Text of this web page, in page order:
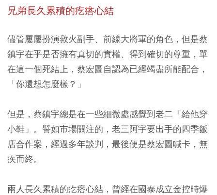
兄弟長久累積的疙瘩心結
儘管屢屢扮演救火副手、前線大將軍的角色，但是蔡
鎮宇在乎是否擁有真切的實權、得到確切的尊重，單
在這一個死結上，蔡宏圖自認為已經竭盡所能配合，
「你還想怎麼樣？」
但是，蔡鎮宇總是在一些細微處感覺到老二「給他穿
小鞋」。譬如市場關注的，老三阿宇要出手的四季飯
店合作案，經過多年談判，最後便是蔡宏圖喊卡，無
疾而終。
兩人長久累積的疙瘩心結，曾經在國泰成立金控時爆